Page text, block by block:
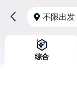
  不限出发
综合